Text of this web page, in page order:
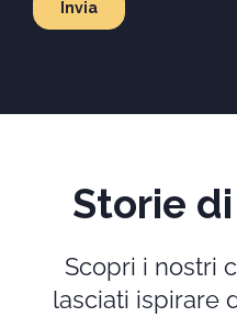
Storie
Scopri i nostri
lasciati ispirare